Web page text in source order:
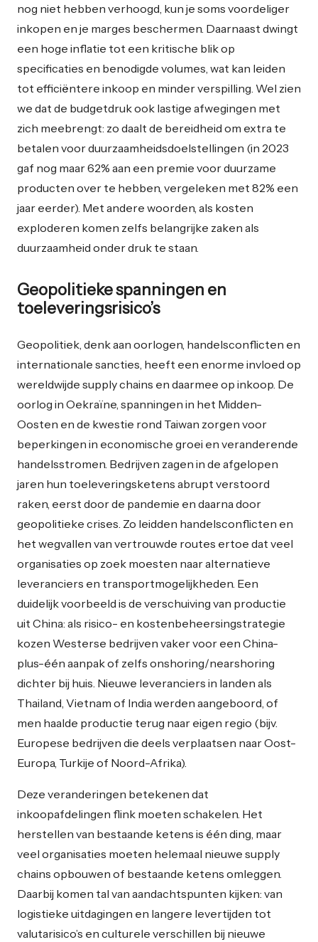
nog niet hebben verhoogd, kun je soms voordeliger
inkopen en je marges beschermen. Daarnaast dwingt
een hoge inflatie tot een kritische blik op
specificaties en benodigde volumes, wat kan leiden
tot efficiëntere inkoop en minder verspilling. Wel zien
we dat de budgetdruk ook lastige afwegingen met
zich meebrengt: zo daalt de bereidheid om extra te
betalen voor duurzaamheidsdoelstellingen (in 2023
gaf nog maar 62% aan een premie voor duurzame
producten over te hebben, vergeleken met 82% een
jaar eerder). Met andere woorden, als kosten
exploderen komen zelfs belangrijke zaken als
duurzaamheid onder druk te staan.
Geopolitieke spanningen en
toeleveringsrisico’s
Geopolitiek, denk aan oorlogen, handelsconflicten en
internationale sancties, heeft een enorme invloed op
wereldwijde supply chains en daarmee op inkoop. De
oorlog in Oekraïne, spanningen in het Midden-
Oosten en de kwestie rond Taiwan zorgen voor
beperkingen in economische groei en veranderende
handelsstromen. Bedrijven zagen in de afgelopen
jaren hun toeleveringsketens abrupt verstoord
raken, eerst door de pandemie en daarna door
geopolitieke crises. Zo leidden handelsconflicten en
het wegvallen van vertrouwde routes ertoe dat veel
organisaties op zoek moesten naar alternatieve
leveranciers en transportmogelijkheden. Een
duidelijk voorbeeld is de verschuiving van productie
uit China: als risico- en kostenbeheersingstrategie
kozen Westerse bedrijven vaker voor een China-
plus-één aanpak of zelfs onshoring/nearshoring
dichter bij huis. Nieuwe leveranciers in landen als
Thailand, Vietnam of India werden aangeboord, of
men haalde productie terug naar eigen regio (bijv.
Europese bedrijven die deels verplaatsen naar Oost-
Europa, Turkije of Noord-Afrika).
Deze veranderingen betekenen dat
inkoopafdelingen flink moeten schakelen. Het
herstellen van bestaande ketens is één ding, maar
veel organisaties moeten helemaal nieuwe supply
chains opbouwen of bestaande ketens omleggen.
Daarbij komen tal van aandachtspunten kijken: van
logistieke uitdagingen en langere levertijden tot
valutarisico’s en culturele verschillen bij nieuwe